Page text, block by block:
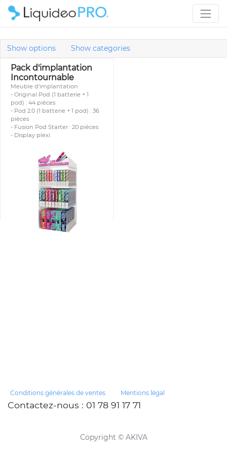
Show options Show categories
Pack d'implantation
Incontournable
Meuble d'implantation
- Original Pod (1 batterie + 1
pod) : 44 pièces
- Pod 2.0 (1 batterie + 1 pod) : 36
pièces
- Fusion Pod Starter : 20 pièces
- Display plexi
Conditions générales de ventes Mentions légal
Contactez-nous : 01 78 91 17 71
Copyright © AKIVA